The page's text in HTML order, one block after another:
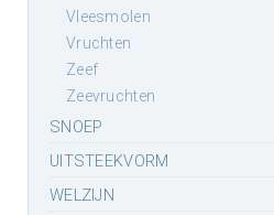
vleesmolen
vruchten
zeef
zeevruchten
SNOEP
UITSTEEKVORM
WELZIJN